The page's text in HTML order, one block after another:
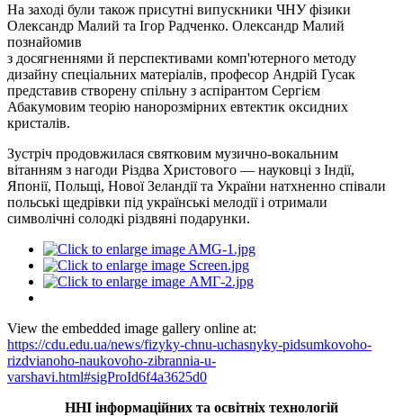
На заході були також присутні випускники ЧНУ фізики
Олександр Малий та Ігор Радченко. Олександр Малий
познайомив
з досягненнями й перспективами комп'ютерного методу
дизайну спеціальних матеріалів, професор Андрій Гусак
представив створену спільну з аспірантом Сергієм
Абакумовим теорію нанорозмірних евтектик оксидних
кристалів.
Зустріч продовжилася святковим музично-вокальним
вітанням з нагоди Різдва Христового — науковці з Індії,
Японії, Польщі, Нової Зеландії та України натхненно співали
польські щедрівки під українські мелодіїі отримали
символічні солодкі різдвяні подарунки.
View the embedded image gallery online at:
https://cdu.edu.ua/news/fizyky-chnu-uchasnyky-pidsumkovoho-
rizdvianoho-naukovoho-zibrannia-u-
varshavi.html#sigProId6f4a3625d0
ННІ інформаційних та освітніх технологій